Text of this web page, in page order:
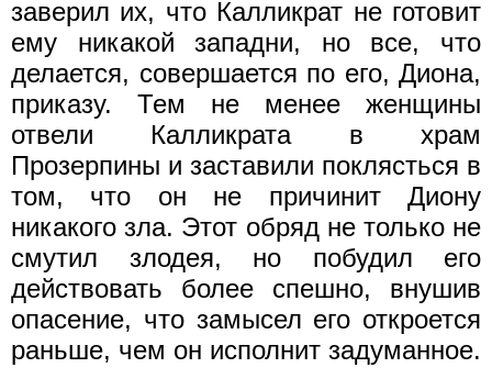
заверил их, что Калликрат не готовит
ему никакой западни, но все, что
делается, совершается по его, Диона,
приказу. Тем не менее женщины
отвели Калликрата в храм
Прозерпины и заставили поклясться в
том, что он не причинит Диону
никакого зла. Этот обряд не только не
смутил злодея, но побудил его
действовать более спешно, внушив
опасение, что замысел его откроется
раньше, чем он исполнит задуманное.